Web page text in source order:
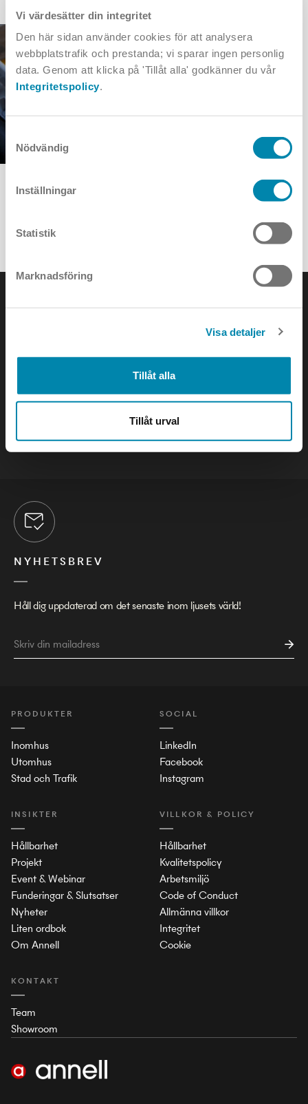
Vi värdesätter din integritet
Den här sidan använder cookies för att analysera
webbplatstrafik och prestanda; vi sparar ingen personlig
data. Genom att klicka på 'Tillåt alla' godkänner du vår
Integritetspolicy.
Nödvändig
Inställningar
Statistik
Marknadsföring
Visa detaljer
Tillåt alla
Tillåt urval
KONTAKTA OSS
e-mail:info@annell.se
NYHETSBREV
Håll dig uppdaterad om det senaste inom ljusets värld!
PRODUKTER
Inomhus
Utomhus
Stad och Trafik
INSIKTER
Hållbarhet
Projekt
Event & Webinar
Funderingar & Slutsatser
Nyheter
Liten ordbok
Om Annell
KONTAKT
Team
Showroom
SOCIAL
LinkedIn
Facebook
Instagram
VILLKOR & POLICY
Hållbarhet
Kvalitetspolicy
Arbetsmiljö
Code of Conduct
Allmänna villkor
Integritet
Cookie